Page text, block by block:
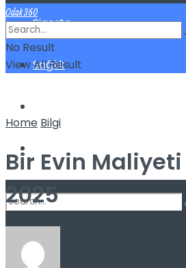
Sigorta
Sağlık
No Result
Odak360
No Result
View All Result
Home Bilgi
Bir Evin
2025